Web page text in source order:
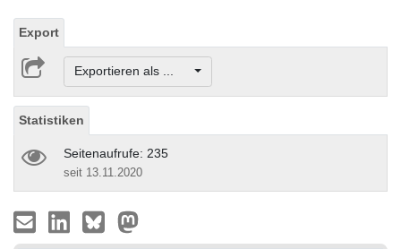
Export
Exportieren als ...
Statistiken
Seitenaufrufe: 235
seit 13.11.2020